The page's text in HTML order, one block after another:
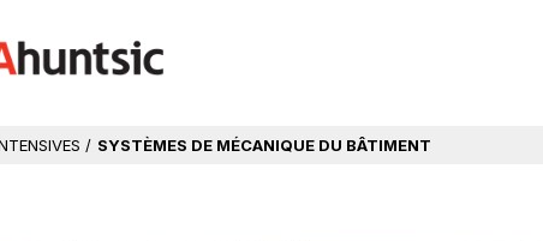
/ SYSTÈMES DE MÉCANIQUE DU BÂTIMENT